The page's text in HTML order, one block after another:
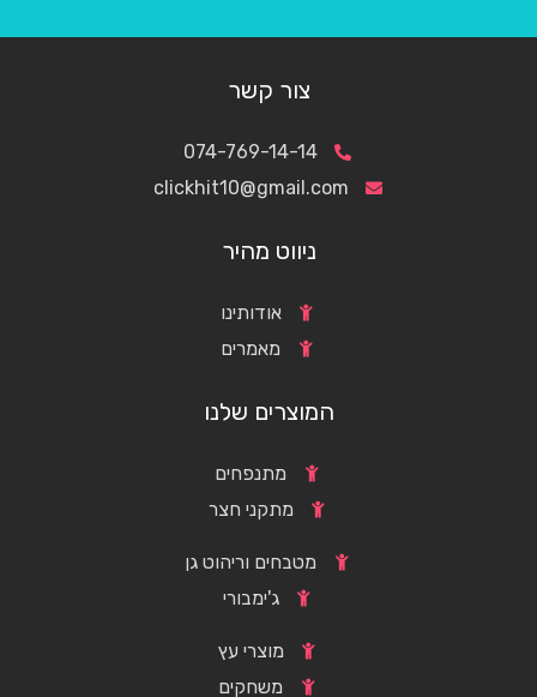
צור קשר
074-769-14-14
clickhit10@gmail.com
ניווט מהיר
אודותינו
מאמרים
המוצרים שלנו
מתנפחים
מתקני חצר
מטבחים וריהוט גן
ג'ימבורי
מוצרי עץ
משחקים